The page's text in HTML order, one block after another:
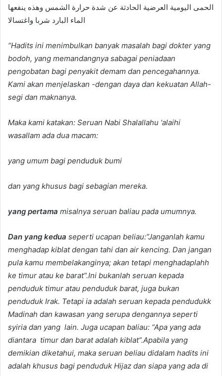
الحمى اليومية العرضية الحادثة عن شدة حرارة الشمس وهذه ينفعها
الماء البارد شربا واغتسالا
“Hadits ini menimbulkan banyak masalah bagi dokter yang
bodoh, yang memandangnya sabagai peniadaan
pengobatan bagi penyakit demam dan pencegahannya.
Kami akan menjelaskan -dengan daya dan kekuatan Allah-
segi dan maknanya.
Maka kami katakan: Seruan Nabi Shalallahu ‘alaihi
wasallam ada dua macam:
yang umum bagi penduduk bumi
dan yang khusus bagi sebagian mereka.
yang pertama misalnya seruan baliau pada umumnya.
Dan yang kedua seperti ucapan beliau:”Janganlah kamu
menghadap kiblat dengan tahi dan air kencing. Dan jangan
pula kamu membelakanginya; akan tetapi menghadaplahh
ke timur atau ke barat”.Ini bukanlah seruan kepada
penduduk timur atau penduduk barat, juga bukan
penduduk Irak. Tetapi ia adalah seruan kepada pendudukk
Madinah dan kawasan yang serupa dengannya seperti
syiria dan yang lain. Juga ucapan baliau: “Apa yang ada
diantara timur dan barat adalah kiblat”.Apabila yang
demikian diketahui, maka seruan beliau didalam hadits ini
adalah khusus bagi penduduk Hijaz dan siapa yang ada di